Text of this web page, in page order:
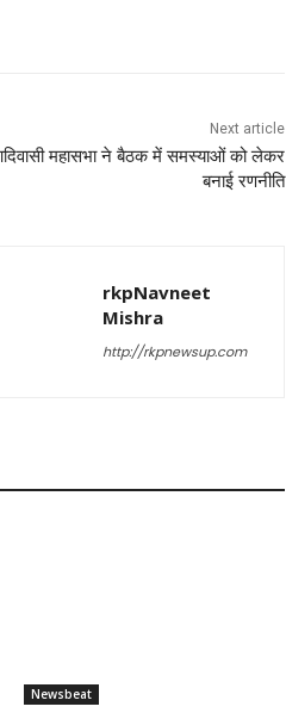
Next article
महासभा ने बैठक में समस्याओं को लेकर
बनाई रणनीति
rkpNavneet
Mishra
http://rkpnewsup.com
Newsbeat